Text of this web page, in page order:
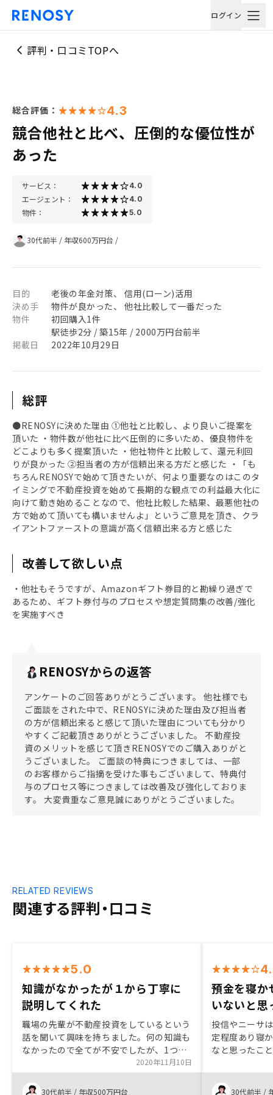
ログイン
評判・口コミTOPへ
総合評価： 4.3
競合他社と比べ、圧倒的な優位性が
あった
サービス： 4.0
エージェント： 4.0
物件： 5.0
30代前半 / 年収600万円台 /
目的
老後の年金対策、 信用(ローン)活用
決め手
物件が良かった、 他社比較して一番だった
物件
初回購入1件
駅徒歩2分 / 築15年 / 2000万円台前半
掲載日
2022年10月29日
総評
●RENOSYに決めた理由 ①他社と比較し、より良いご提案を
頂いた ・物件数が他社に比べ圧倒的に多いため、優良物件を
どこよりも多く提案頂いた ・他社物件と比較して、還元利回
りが良かった ②担当者の方が信頼出来る方だと感じた ・「も
ちろんRENOSYで始めて頂きたいが、何より重要なのはこのタ
イミングで不動産投資を始めて長期的な観点での利益最大化に
向けて動き始めることなので、他社比較した結果、最悪他社の
方で始めて頂いても構いませんよ」というご意見を頂き、クラ
イアントファーストの意識が高く信頼出来る方と感じた
改善して欲しい点
・他社もそうですが、Amazonギフト券目的と勘繰り過ぎで
あるため、ギフト券付与のプロセスや想定質問集の改善/強化
を実施すべき
RENOSYからの返答
アンケートのご回答ありがとうございます。 他社様でも
ご面談をされた中で、RENOSYに決めた理由及び担当者
の方が信頼出来ると感じて頂いた理由についても分かり
やすくご記載頂きありがとうございました。 不動産投
資のメリットを感じて頂きRENOSYでのご購入ありがと
うございました。 ご面談の特典につきましては、一部
のお客様からご指摘を受けた事もございまして、特典付
与のプロセス等につきましては改善及び強化しておりま
す。 大変貴重なご意見誠にありがとうございました。
関連する評判・口コミ
RELATED REVIEWS
5.0
知識がなかったが１から丁寧に
説明してくれた
職場の先輩が不動産投資をしているという
話を聞いて興味を持ちました。何の知識も
なかったので全てが不安でしたが、1つ1
つ丁寧に説明してくださって、ただ月々貯
金をしているだけでなく、不動産投資にあ
てるほうが将来性があると感じて始めてみ
2020年11月10日
30代前半 / 年収500万円台
預金を寝か
いないと思
投信やニーサ
定程度あり寝
なと思ったこ
きっかけです
ムの広告から
30代前半 /